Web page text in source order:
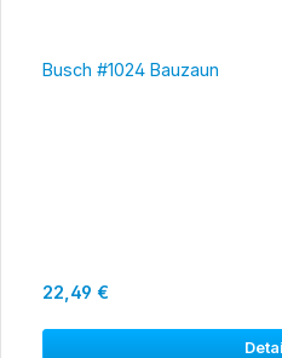
Busch #1024 Bauzaun
Regulärer Preis:
22,49 €